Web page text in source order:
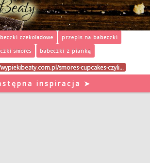
czekoladowe
przepis na babeczki
smores
babeczki z pianką
smores-cupcakes-czyli…
inspiracja ➤